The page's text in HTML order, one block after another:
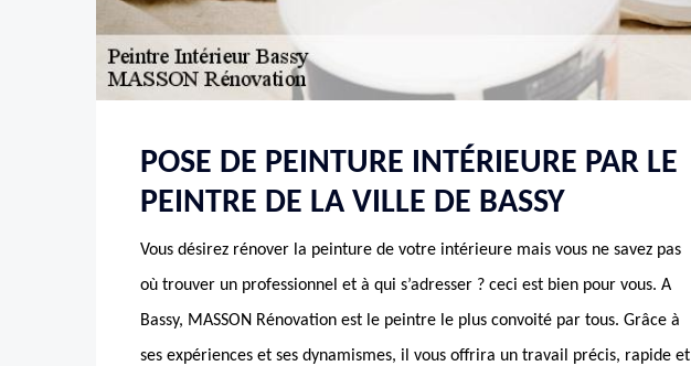
POSE DE PEINTURE INTÉRIEURE PAR LE
PEINTRE DE LA VILLE DE BASSY
Vous désirez rénover la peinture de votre intérieure mais vous ne savez pas
où trouver un professionnel et à qui s’adresser ? ceci est bien pour vous. A
Bassy, MASSON Rénovation est le peintre le plus convoité par tous. Grâce à
ses expériences et ses dynamismes, il vous offrira un travail précis, rapide et